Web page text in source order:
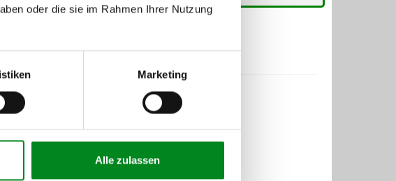
oder die sie im Rahmen Ihrer Nutzung
Marketing
Alle zulassen
Mail).